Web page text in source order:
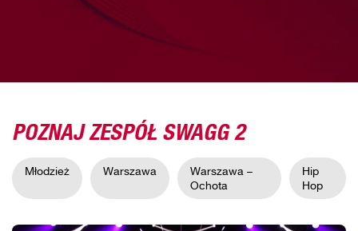
POZNAJ ZESPÓŁ SWAGG 2
Młodzież Warszawa
Warszawa –
Ochota
Hip
Hop